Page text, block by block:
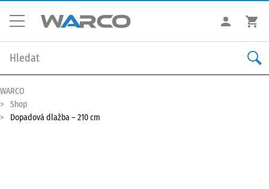
WARCO
Shop
Dopadová dlažba – 210 cm